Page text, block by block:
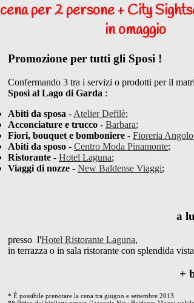
cena per 2 persone + City
in omaggio
Promozione per tutti gli Sposi !
Confermando 3 tra i servizi o prodotti per il
Sposi al Lago di Garda :
Abiti da sposa - Atelier Defilè;
Acconciature e trucco - Barbara;
Fiori, bouquet e bomboniere - Fioreria
Abiti da sposo - Centro Moda Pinamonte;
Ristorante - Hotel Laguna;
Viaggi di nozze - New Baldense Viaggi;
a
presso l'Hotel Ristorante Laguna,
in terrazza o in sala ristorante con splendida
+
* É possibile prenotare la cena tra giugno e settembre 2013